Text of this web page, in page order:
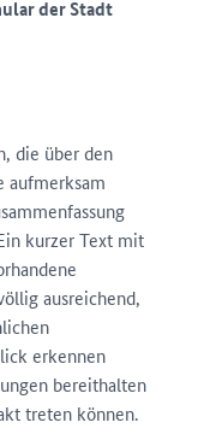
der Stadt
die über den
aufmerksam
kurzer Text mit
ausreichend,
erkennen
bereithalten
treten können.